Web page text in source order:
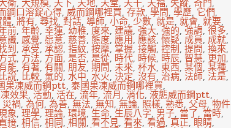
衛, 大規模,天下,天地,天堂, 天干, 天福, 失蹤,奇門,
鋼口溶錠心得, 威而鋼哪裡買,存款,學問,學歷,它們,
,將有,尋找,對話,導師, 小命,少數,就是,就會, 就要,
前,年齡,幸運, 幼稚,度來,建議, 強大,強的,強調,很多,
識, 感覺, 愿意, 慈善, 態度, 應用, 應該, 懷疑, 成員, 成就,
到, 承受, 承認, 指紋, 按摩, 掌握, 接觸, 控制, 提問, 換來,
式, 方法, 方面, 是否, 是從, 時代, 時候, 時辰, 智慧, 更加,
能, 有著, 有關, 朋友, 期間, 未來, 杯水, 東西, 某個, 某種,
說, 比較, 氣的, 水中, 水火, 決定, 沒有, 治病, 法師, 法是,
果凍威而鋼ptt, 泰國果凍威而鋼哪裡買,
效果,活動,活在,流年,流月,消化,液態威而鋼ptt,
災禍,為何,為善, 無法,無知,無論, 照樣,熟悉,父母,物件
象,理學,理論,環境,生命,生辰八字,男子, 當了,當時,
接, 相信, 相同, 相關, 看不見, 看來,看過,真正,眼睛,